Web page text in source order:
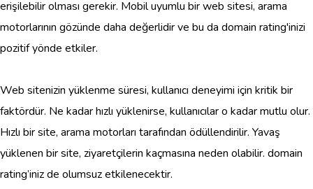
erişilebilir olması gerekir. Mobil uyumlu bir web sitesi, arama
motorlarının gözünde daha değerlidir ve bu da domain rating'inizi
pozitif yönde etkiler.
Web sitenizin yüklenme süresi, kullanıcı deneyimi için kritik bir
faktördür. Ne kadar hızlı yüklenirse, kullanıcılar o kadar mutlu olur.
Hızlı bir site, arama motorları tarafından ödüllendirilir. Yavaş
yüklenen bir site, ziyaretçilerin kaçmasına neden olabilir. domain
rating’iniz de olumsuz etkilenecektir.